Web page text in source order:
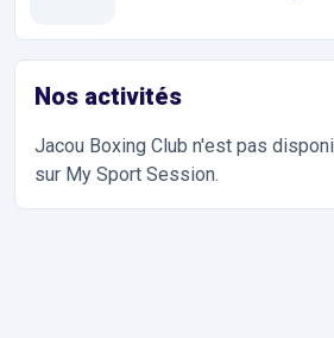
Nos activités
Jacou Boxing Club n'est pas
sur My Sport Session.